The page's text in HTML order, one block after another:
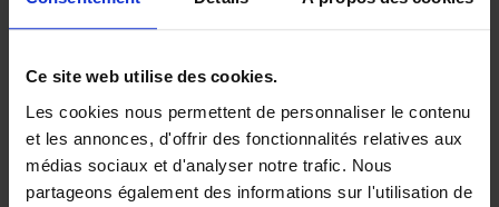
Ce site web utilise des cookies.
Les cookies nous permettent de personnaliser le contenu
et les annonces, d'offrir des fonctionnalités relatives aux
médias sociaux et d'analyser notre trafic. Nous
partageons également des informations sur l'utilisation de
The Offer You Can't
Refuse
Steven Van Belleghem
Couverture souple
2020 256